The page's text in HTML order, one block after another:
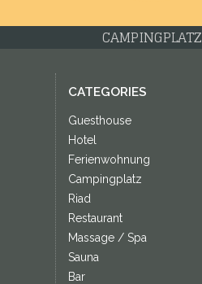
CAMPINGPLATZ
CATEGORIES
Guesthouse
Hotel
Ferienwohnung
Campingplatz
Riad
Restaurant
Massage / Spa
Sauna
Bar